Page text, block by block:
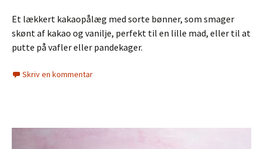
Et lækkert kakaopålæg med sorte bønner, som smager
skønt af kakao og vanilje, perfekt til en lille mad, eller til at
putte på vafler eller pandekager.
Skriv en kommentar